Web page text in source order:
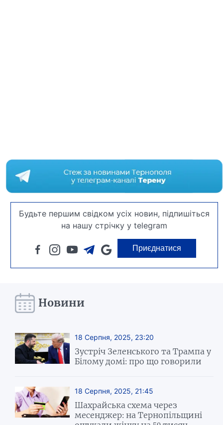
Будьте першим свідком усіх новин, підпишіться
на нашу стрічку у telegram
Приєднатися
Новини
18 Серпня, 2025, 23:20
Зустріч Зеленського та Трампа у
Білому домі: про що говорили
18 Серпня, 2025, 21:45
Шахрайська схема через
месенджер: на Тернопільщині